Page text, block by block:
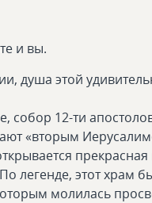
и вы.
душа этой
12-ти
«вторым
легенде, этот храм
молилась